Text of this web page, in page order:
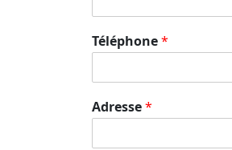
Téléphone*
Adresse*